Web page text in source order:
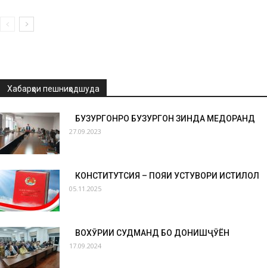
Хабарҳои пешниҳодшуда
БУЗУРГОНРО БУЗУРГОН ЗИНДА МЕДОРАНД
27.09.2023
КОНСТИТУТСИЯ – ПОЯИ УСТУВОРИ ИСТИҚЛОЛ
05.11.2025
ВОХӮРИИ СУДМАНД БО ДОНИШҶӮЁН
17.09.2024